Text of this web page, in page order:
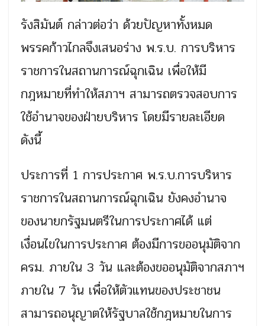
รังสิมันต์ กล่าวต่อว่า ด้วยปัญหาทั้งหมด
พรรคก้าวไกลจึงเสนอร่าง พ.ร.บ. การบริหาร
ราชการในสถานการณ์ฉุกเฉิน เพื่อให้มี
กฎหมายที่ทำให้สภาฯ สามารถตรวจสอบการ
ใช้อำนาจของฝ่ายบริหาร โดยมีรายละเอียด
ดังนี้
ประการที่ 1 การประกาศ พ.ร.บ.การบริหาร
ราชการในสถานการณ์ฉุกเฉิน ยังคงอำนาจ
ของนายกรัฐมนตรีในการประกาศได้ แต่
เงื่อนไขในการประกาศ ต้องมีการขออนุมัติจาก
ครม. ภายใน 3 วัน และต้องขออนุมัติจากสภาฯ
ภายใน 7 วัน เพื่อให้ตัวแทนของประชาชน
สามารถอนุญาตให้รัฐบาลใช้กฎหมายในการ